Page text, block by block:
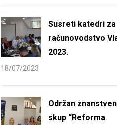
Susreti katedri za
računovodstvo
2023.
18/07/2023
Održan
skup “Reforma